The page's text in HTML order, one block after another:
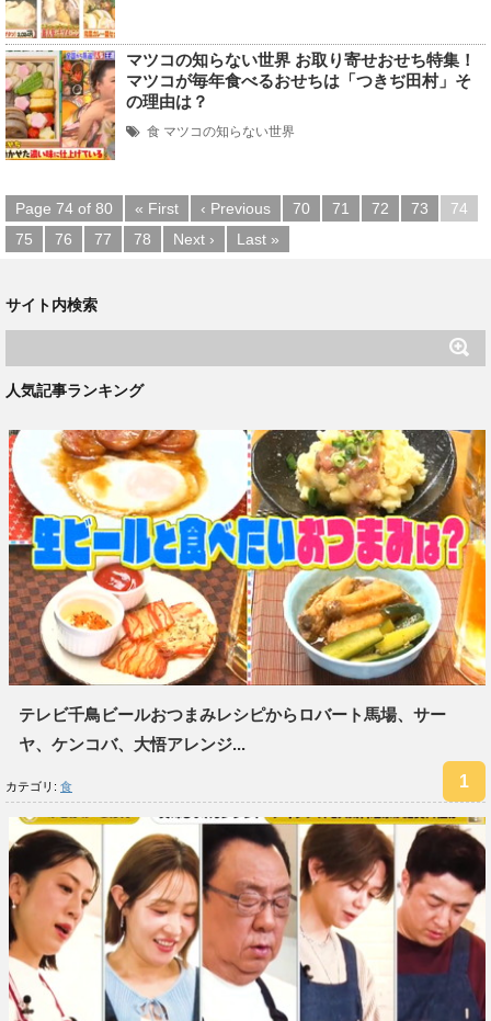
マツコの知らない世界 お取り寄せおせち特集！
マツコが毎年食べるおせちは「つきぢ田村」そ
の理由は？
食 マツコの知らない世界
Page 74 of 80 « First ‹ Previous 70 71 72 73
74
75
76 77 78 Next › Last »
サイト内検索
人気記事ランキング
テレビ千鳥ビールおつまみレシピからロバート馬場、サー
ヤ、ケンコバ、大悟アレンジ...
カテゴリ: 食